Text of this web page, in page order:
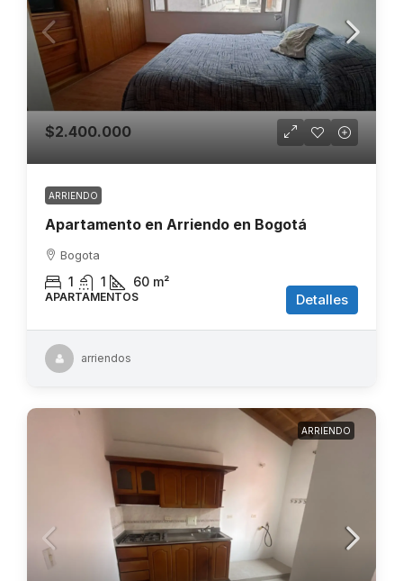
$2.400.000
ARRIENDO
Apartamento en Arriendo en Bogotá
Bogota
1 1 60 m²
APARTAMENTOS Detalles
arriendos
ARRIENDO